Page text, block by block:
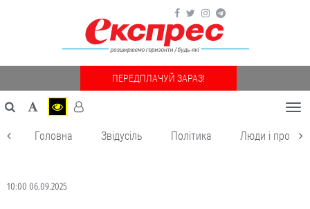
ПЕРЕДПЛАЧУЙ ЗАРАЗ!
Головна Звідусіль Політика Люди і
10:00 06.09.2025